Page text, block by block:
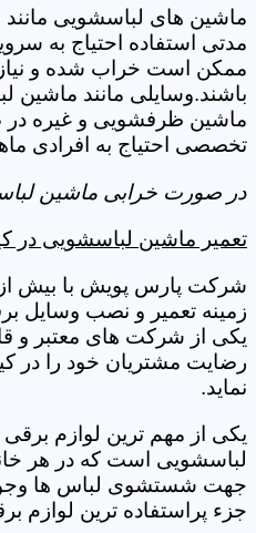
ماشین های لباسشویی
مدتی استفاده احتیاج به
ممکن است خراب شده و نیاز
باشند.وسایلی مانند ماشین
ماشین ظرفشویی و غیره
تخصصی احتیاج به افرادی
در صورت خرابی ماشین
تعمیر ماشین لباسشویی در
زمینه تعمیر و نصب وسایل
یکی از شرکت های معتبر و
رضایت مشتریان خود را در
نماید.
یکی از مهم ترین لوازم
لباسشویی است که در هر
جهت شستشوی لباس ها وجود
جزء پراستفاده ترین لوازم